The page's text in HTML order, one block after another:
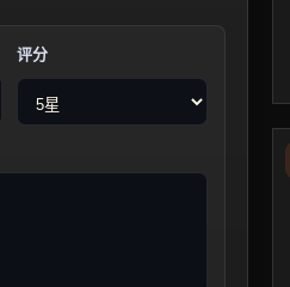
评分